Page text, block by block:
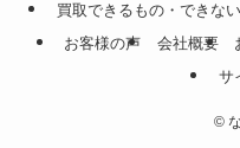
買取できるもの・できな
お客様の声
会社概要
サ
©